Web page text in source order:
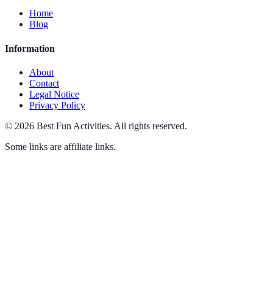
Home
Blog
Information
About
Contact
Legal Notice
Privacy Policy
© 2026 Best Fun Activities. All rights reserved.
Some links are affiliate links.